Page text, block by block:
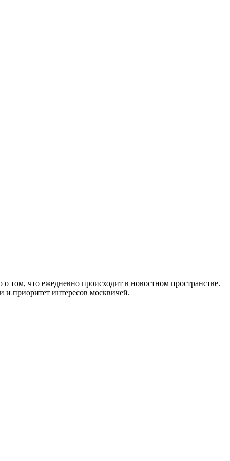
что ежедневно происходит в новостном пространстве.
и приоритет интересов москвичей.